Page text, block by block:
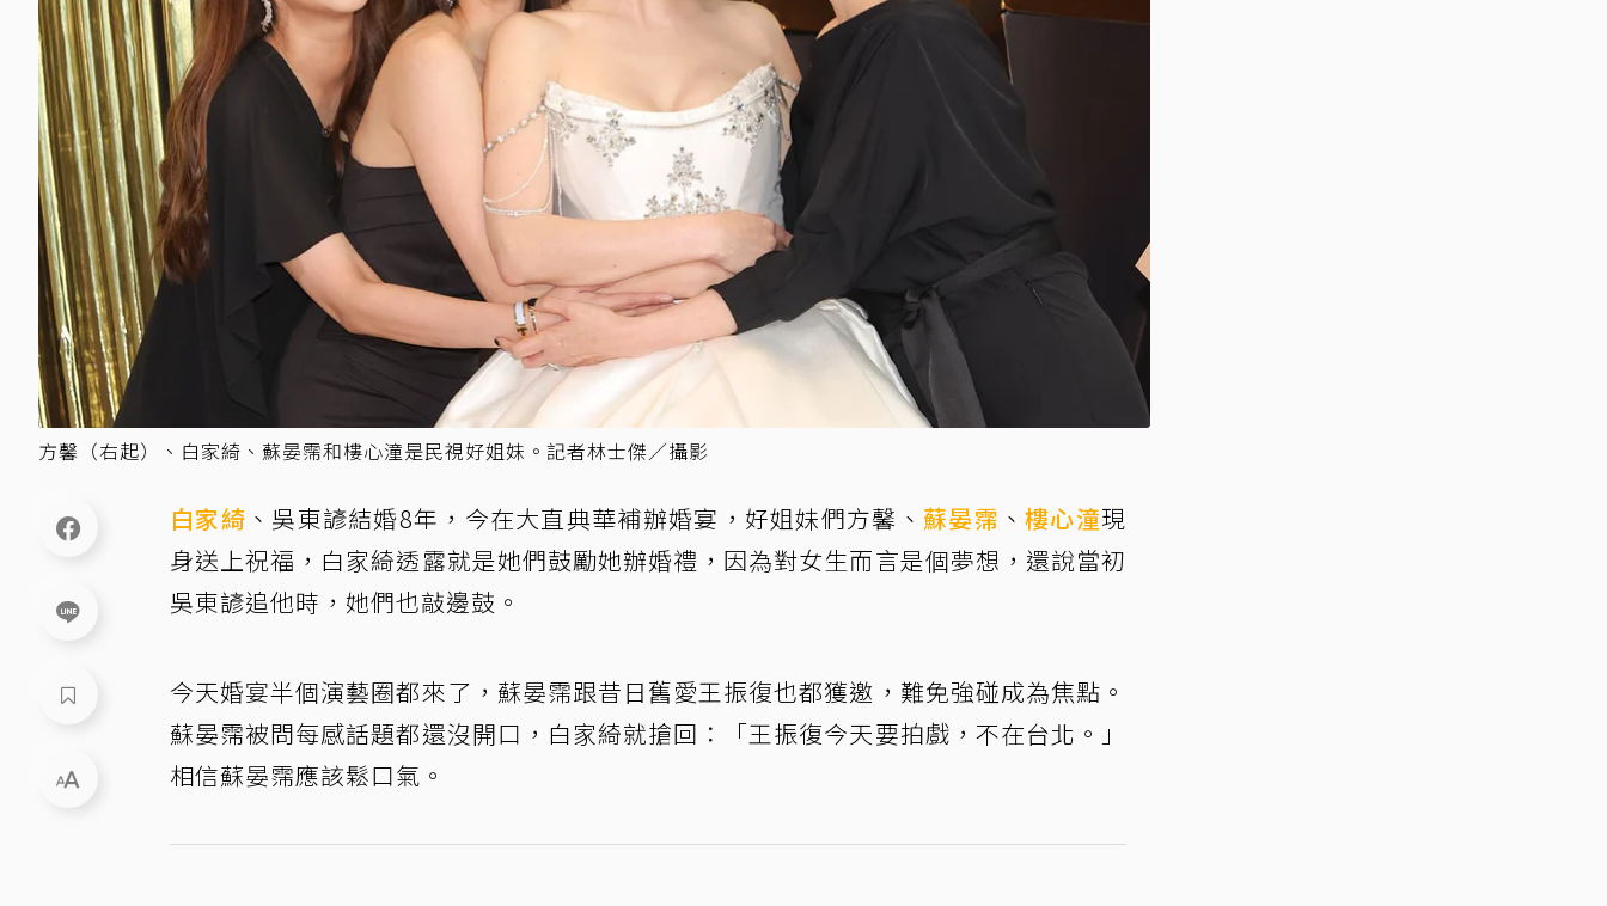
方馨（右起）、白家綺、蘇晏霈和樓心潼是民視好姐妹。記者林士傑／攝影
白家綺 、吳東諺結婚8年，今在大直典華補辦婚宴，好姐妹們方馨、 蘇晏霈 、樓心潼現
身送上祝福，白家綺透露就是她們鼓勵她辦婚禮，因為對女生而言是個夢想，還說當初
吳東諺追他時，她們也敲邊鼓。
今天婚宴半個演藝圈都來了，蘇晏霈跟昔日舊愛王振復也都獲邀，難免強碰成為焦點。
蘇晏霈被問每感話題都還沒開口，白家綺就搶回：「王振復今天要拍戲，不在台北。」
相信蘇晏霈應該鬆口氣。